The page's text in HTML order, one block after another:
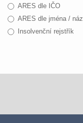
ARES dle IČO
ARES dle jména /
Insolvenční rejstřík